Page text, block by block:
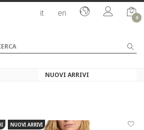
it en 0
NUOVI ARRIVI